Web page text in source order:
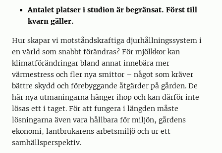
Antalet platser i studion är begränsat. Först till
kvarn gäller.
Hur skapar vi motståndskraftiga djurhållningssystem i
en värld som snabbt förändras? För mjölkkor kan
klimatförändringar bland annat innebära mer
värmestress och fler nya smittor – något som kräver
bättre skydd och förebyggande åtgärder på gården. De
här nya utmaningarna hänger ihop och kan därför inte
lösas ett i taget. För att fungera i längden måste
lösningarna även vara hållbara för miljön, gårdens
ekonomi, lantbrukarens arbetsmiljö och ur ett
samhällsperspektiv.